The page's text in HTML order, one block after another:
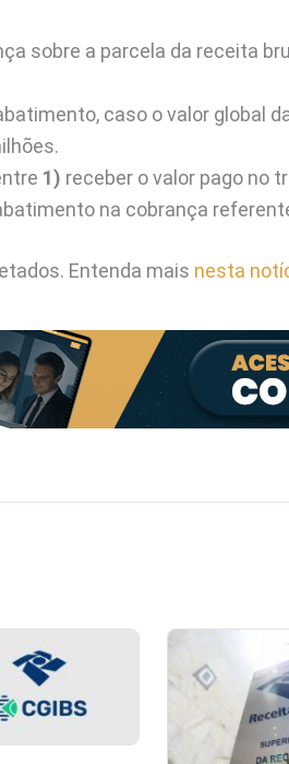
sobre a parcela da receita
caso o valor global
1) receber o valor pago no
na cobrança
Entenda mais nesta